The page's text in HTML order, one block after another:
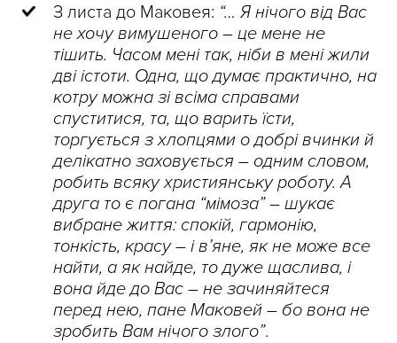
З листа до Маковея: “… Я нічого від Вас
не хочу вимушеного – це мене не
тішить. Часом мені так, ніби в мені жили
дві істоти. Одна, що думає практично, на
котру можна зі всіма справами
спуститися, та, що варить їсти,
торгується з хлопцями о добрі вчинки й
делікатно заховується – одним словом,
робить всяку християнську роботу. А
друга то є погана “мімоза” – шукає
вибране життя: спокій, гармонію,
тонкість, красу – і в’яне, як не може все
найти, а як найде, то дуже щаслива, і
вона йде до Вас – не зачиняйтеся
перед нею, пане Маковей – бо вона не
зробить Вам нічого злого”.